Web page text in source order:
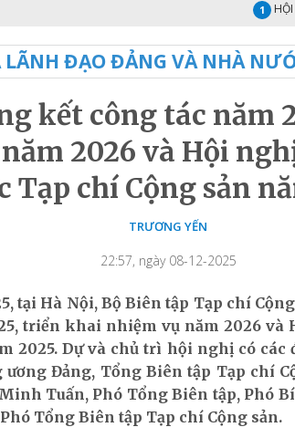
HỘI
LÃNH ĐẠO ĐẢNG VÀ NHÀ
kết công tác năm
2026 và Hội
Tạp chí Cộng sản
TRƯƠNG YẾN
22:57, ngày 08-12-2025
tại Hà Nội, Bộ Biên tập Tạp chí
triển khai nhiệm vụ năm 2026 và
2025. Dự và chủ trì hội nghị có
Đảng, Tổng Biên tập Tạp chí
Tuấn, Phó Tổng Biên tập, Phó
Tổng Biên tập Tạp chí Cộng sản.